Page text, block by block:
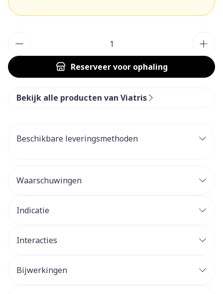
Reserveervoor ophaling
Bekijk alle producten van Viatris
Beschikbare leveringsmethoden
Waarschuwingen
Indicatie
Interacties
Bijwerkingen